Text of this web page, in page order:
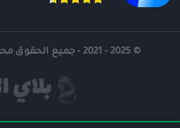
© 2025 - 2021 - جميع الحقوق محفوظة لــدى -